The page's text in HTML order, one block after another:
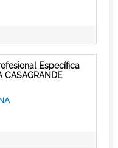
Específica
CASAGRANDE